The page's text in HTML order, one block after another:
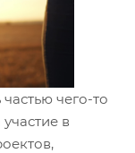
чего-то
в